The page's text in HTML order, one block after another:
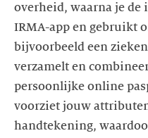
overheid, waarna je
IRMA-app en gebruikt
bijvoorbeeld een
verzamelt en
persoonlijke online
voorziet jouw
handtekening,